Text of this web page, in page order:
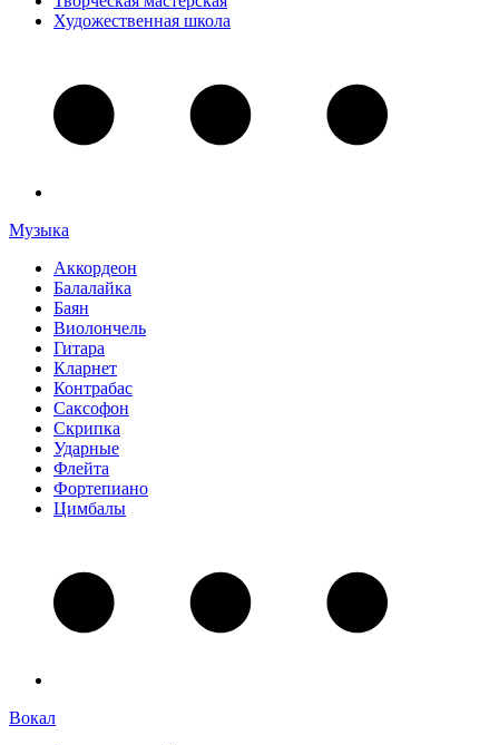
Художественная школа
Музыка
Аккордеон
Балалайка
Баян
Виолончель
Гитара
Кларнет
Контрабас
Саксофон
Скрипка
Ударные
Флейта
Фортепиано
Цимбалы
Вокал